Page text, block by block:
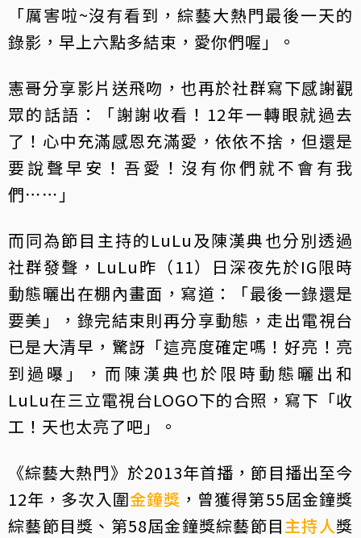
「厲害啦~沒有看到，綜藝大熱門最後一天的
錄影，早上六點多結束，愛你們喔」。
憲哥分享影片送飛吻，也再於社群寫下感謝觀
眾的話語：「謝謝收看！12年一轉眼就過去
了！心中充滿感恩充滿愛，依依不捨，但還是
要說聲早安！吾愛！沒有你們就不會有我
們⋯⋯」
而同為節目主持的LuLu及陳漢典也分別透過
社群發聲，LuLu昨（11）日深夜先於IG限時
動態曬出在棚內畫面，寫道：「最後一錄還是
要美」，錄完結束則再分享動態，走出電視台
已是大清早，驚訝「這亮度確定嗎！好亮！亮
到過曝」，而陳漢典也於限時動態曬出和
LuLu在三立電視台LOGO下的合照，寫下「收
工！天也太亮了吧」。
《綜藝大熱門》於2013年首播，節目播出至今
12年，多次入圍金鐘獎 ，曾獲得第55屆金鐘獎
綜藝節目獎、第58屆金鐘獎綜藝節目 主持人獎